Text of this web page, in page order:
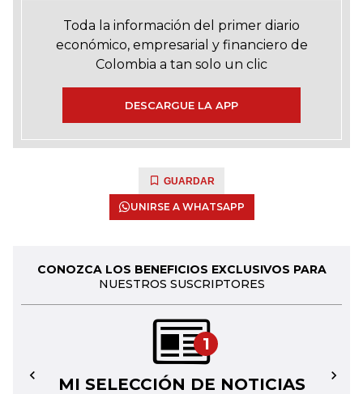
Toda la información del primer diario
económico, empresarial y financiero de
Colombia a tan solo un clic
DESCARGUE LA APP
GUARDAR
UNIRSE A WHATSAPP
CONOZCA LOS BENEFICIOS EXCLUSIVOS PARA
NUESTROS SUSCRIPTORES
1
MI SELECCIÓN DE NOTICIAS
← →